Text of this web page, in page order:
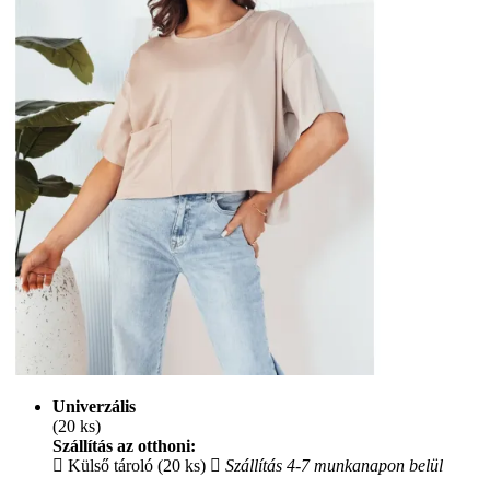
Univerzális
(20 ks)
Szállítás az otthoni:
Külső tároló (20 ks)
Szállítás 4-7 munkanapon belül